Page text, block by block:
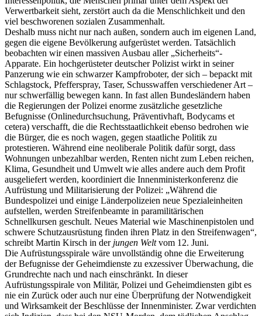
Verwertbarkeit sieht, zerstört auch da die Menschlichkeit und den
viel beschworenen sozialen Zusammenhalt.
Deshalb muss nicht nur nach außen, sondern auch im eigenen Land,
gegen die eigene Bevölkerung aufgerüstet werden. Tatsächlich
beobachten wir einen massiven Ausbau aller „Sicherheits“-
Apparate. Ein hochgerüsteter deutscher Polizist wirkt in seiner
Panzerung wie ein schwarzer Kampfroboter, der sich – bepackt mit
Schlagstock, Pfefferspray, Taser, Schusswaffen verschiedener Art –
nur schwerfällig bewegen kann. In fast allen Bundesländern haben
die Regierungen der Polizei enorme zusätzliche gesetzliche
Befugnisse (Onlinedurchsuchung, Präventivhaft, Bodycams et
cetera) verschafft, die die Rechtsstaatlichkeit ebenso bedrohen wie
die Bürger, die es noch wagen, gegen staatliche Politik zu
protestieren. Während eine neoliberale Politik dafür sorgt, dass
Wohnungen unbezahlbar werden, Renten nicht zum Leben reichen,
Klima, Gesundheit und Umwelt wie alles andere auch dem Profit
ausgeliefert werden, koordiniert die Innenministerkonferenz die
Aufrüstung und Militarisierung der Polizei: „Während die
Bundespolizei und einige Länderpolizeien neue Spezialeinheiten
aufstellen, werden Streifenbeamte in paramilitärischen
Schnellkursen geschult. Neues Material wie Maschinenpistolen und
schwere Schutzausrüstung finden ihren Platz in den Streifenwagen“,
schreibt Martin Kirsch in der jungen Weltvom 12. Juni.
Die Aufrüstungsspirale wäre unvollständig ohne die Erweiterung
der Befugnisse der Geheimdienste zu exzessiver Überwachung, die
Grundrechte nach und nach einschränkt. In dieser
Aufrüstungsspirale von Militär, Polizei und Geheimdiensten gibt es
nie ein Zurück oder auch nur eine Überprüfung der Notwendigkeit
und Wirksamkeit der Beschlüsse der Innenminister. Zwar verdichten